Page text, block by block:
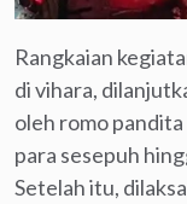
Rangkaian
di vihara,
oleh romo
para sesepuh
Setelah itu,